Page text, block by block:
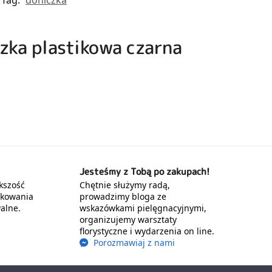
plastikowa czarna
Jesteśmy z Tobą po zakupach!
Chętnie służymy radą,
prowadzimy bloga ze
wskazówkami pielęgnacyjnymi,
organizujemy warsztaty
florystyczne i wydarzenia on line.
Porozmawiaj z nami